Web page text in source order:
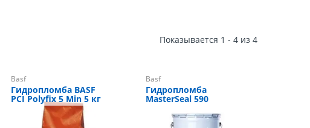
Показывается 1 - 4 из 4
Basf
Гидропломба BASF
PCI Polyfix 5 Min 5 кг
Basf
Гидропломба
MasterSeal 590